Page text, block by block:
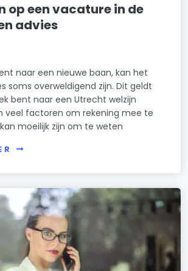
op een vacature in de
advies
naar een nieuwe baan, kan het
soms overweldigend zijn. Dit geldt
bent naar een Utrecht welzijn
veel factoren om rekening mee te
moeilijk zijn om te weten